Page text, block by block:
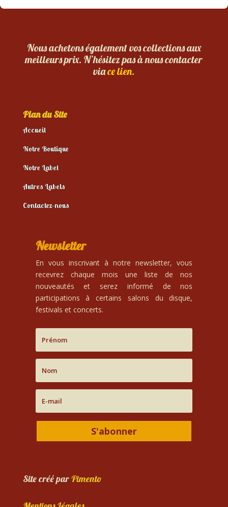
Nous achetons également vos collections aux
meilleurs prix. N’hésitez pas à nous contacter
viace lien.
Plan du Site
Accueil
Notre Boutique
Notre Label
Autres Labels
Contactez-nous
Newsletter
En vous inscrivant à notre newsletter, vous
recevrez chaque mois une liste de nos
nouveautés et serez informé de nos
participations à certains salons du disque,
festivals et concerts.
S'abonner
Site créé parPimento